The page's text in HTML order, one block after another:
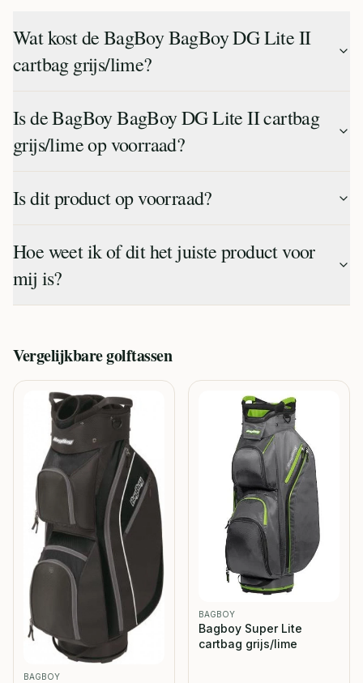
Wat kost de BagBoy BagBoy DG Lite II
cartbag grijs/lime?
Is de BagBoy BagBoy DG Lite II cartbag
grijs/lime op voorraad?
Is dit product op voorraad?
Hoe weet ik of dit het juiste product voor
mij is?
Vergelijkbaregolftassen
BAGBOY
BAGBOY
Bagboy Super Lite
cartbag grijs/lime